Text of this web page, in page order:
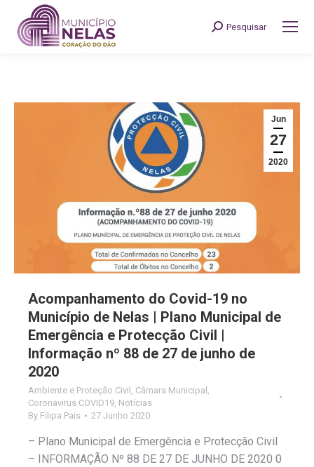
Search:
Pesquisar
Jun
27
2020
Acompanhamento do Covid-19 no
Município de Nelas | Plano Municipal de
Emergência e Protecção Civil |
Informação nº 88 de 27 de junho de
2020
Ambiente e Proteção Civil , Câmara Municipal ,
Coronavirus COVID19, Notícias
By Filipa Pais 27 Junho 2020
– Plano Municipal de Emergência e Protecção Civil
– INFORMAÇÃO Nº 88 DE 27 DE JUNHO DE 2020 0